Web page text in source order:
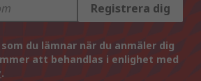
Registrera dig
du lämnar när du anmäler dig
att behandlas i enlighet med
.